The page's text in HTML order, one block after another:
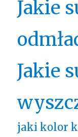
Jakie
Jakie
jaki kolor